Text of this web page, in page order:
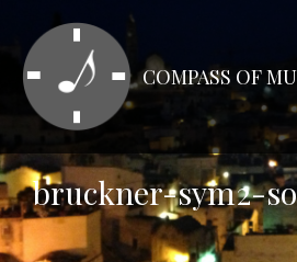
テ
ン
ツ
ス
キ
ッ
プ
COMPASS OF
bruckner-sym2-